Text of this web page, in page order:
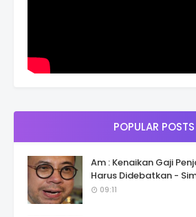
POPULAR POSTS
Am : Kenaikan Gaji
Harus Didebatkan -
09:11